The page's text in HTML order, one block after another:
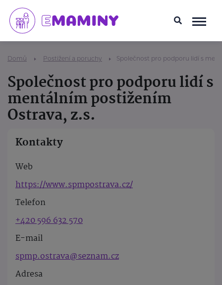
Domů Postižení a poruchy Společnost pro podporu lidí s
Společnost pro podporu lidí s
mentálním postižením
Ostrava, z.s.
Kontakty
Web
https://www.spmpostrava.cz/
Telefon
+420 596 632 570
E-mail
spmp.ostrava@seznam.cz
Adresa